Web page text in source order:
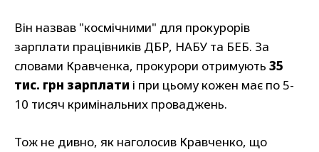
Він назвав "космічними" для прокурорів
зарплати працівників ДБР, НАБУ та БЕБ. За
словами Кравченка, прокурори отримують 35
тис. грн зарплати і при цьому кожен має по 5-
10 тисяч кримінальних проваджень.
Тож не дивно, як наголосив Кравченко, що